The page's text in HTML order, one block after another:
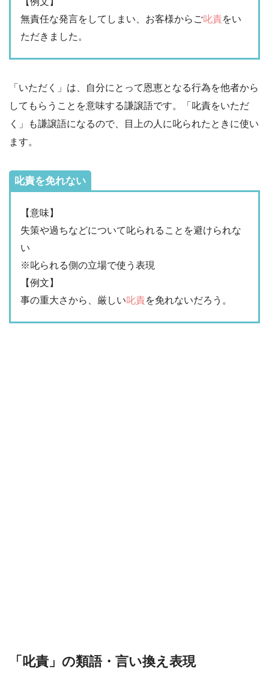
無責任な発言をしてしまい、お客様からご叱責をい
ただきました。
「いただく」は、自分にとって恩恵となる行為を他者から
してもらうことを意味する謙譲語です。「叱責をいただ
く」も謙譲語になるので、目上の人に叱られたときに使い
ます。
叱責を免れない
【意味】
失策や過ちなどについて叱られることを避けられな
い
※叱られる側の立場で使う表現
【例文】
事の重大さから、厳しい叱責を免れないだろう。
「叱責」の類語・言い換え表現